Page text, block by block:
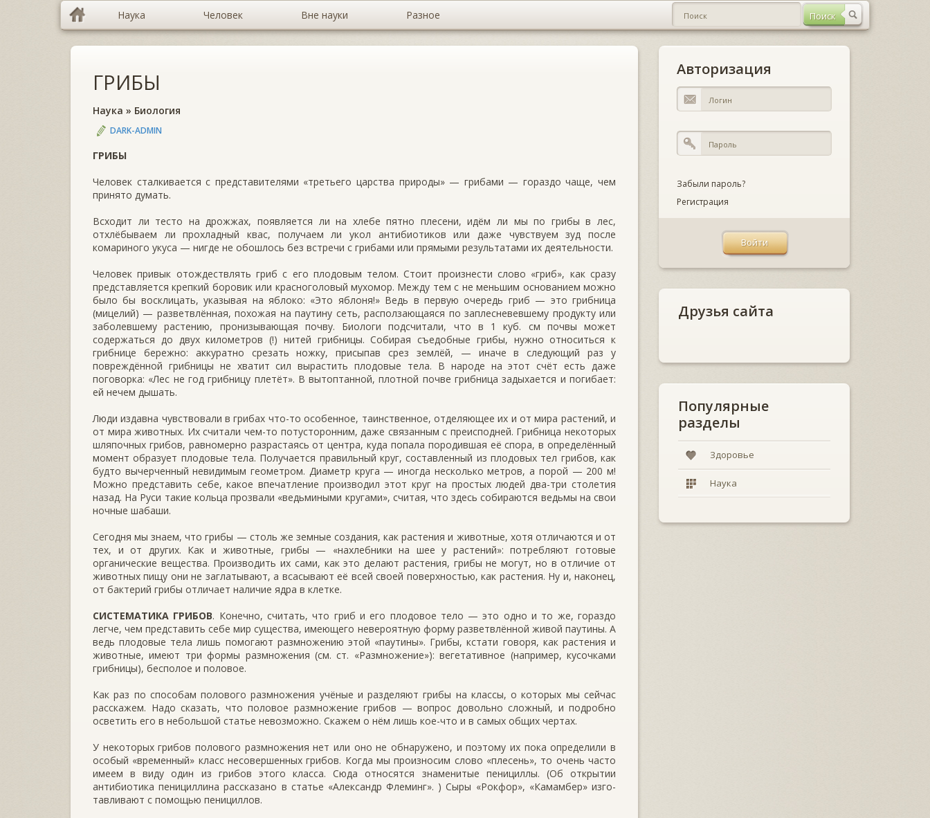
Наука Человек Вне науки Разное
ГРИБЫ
Наука » Биология
DARK-ADMIN
ГРИБЫ
Человек сталкивается с представителями «тре­тьего царства природы» — грибами — го­раздо чаще, чем
принято думать.
Всходит ли тесто на дрожжах, появляется ли на хлебе пятно плесени, идём ли мы по грибы в лес,
отхлёбываем ли прохладный квас, получаем ли укол антибиотиков или даже чувствуем зуд после
комариного укуса — нигде не обошлось без встречи с грибами или прямыми результатами их деятельности.
Человек привык отождествлять гриб с его плодовым телом. Стоит произнести слово «гриб», как сразу
представляется крепкий боровик или красноголовый мухомор. Между тем с не мень­шим основанием можно
было бы восклицать, указывая на яблоко: «Это яблоня!» Ведь в пер­вую очередь гриб — это грибница
(мицелий) — разветвлённая, похожая на паутину сеть, рас­ползающаяся по заплесневевшему продукту или
заболевшему растению, пронизывающая почву. Биологи подсчитали, что в 1 куб. см почвы мо­жет
содержаться до двух километров (!) нитей грибницы. Собирая съедобные грибы, нужно от­носиться к
грибнице бережно: аккуратно срезать ножку, присыпав срез землёй, — иначе в следу­ющий раз у
повреждённой грибницы не хватит сил вырастить плодовые тела. В народе на этот счёт есть даже
поговорка: «Лес не год грибницу плетёт». В вытоптанной, плотной почве грибница задыхается и погибает:
ей нечем дышать.
Люди издавна чувствовали в грибах что-то особенное, таинственное, отделяющее их и от мира растений, и
от мира животных. Их считали чем-то потусторонним, даже связанным с преис­подней. Грибница некоторых
шляпочных гри­бов, равномерно разрастаясь от центра, куда попала породившая её спора, в определённый
момент образует плодовые тела. Получается пра­вильный круг, составленный из плодовых тел грибов, как
будто вычерченный невидимым гео­метром. Диаметр круга — иногда несколько мет­ров, а порой — 200 м!
Можно представить себе, какое впечатление производил этот круг на про­стых людей два-три столетия
назад. На Руси такие кольца прозвали «ведьмиными кругами», считая, что здесь собираются ведьмы на свои
ночные шабаши.
Сегодня мы знаем, что грибы — столь же земные создания, как растения и животные, хотя отличаются и от
тех, и от других. Как и животные, грибы — «нахлебники на шее у рас­тений»: потребляют готовые
органические веще­ства. Производить их сами, как это делают рас­тения, грибы не могут, но в отличие от
живот­ных пищу они не заглатывают, а всасывают её всей своей поверхностью, как растения. Ну и, наконец,
от бактерий грибы отличает наличие ядра в клетке.
СИСТЕМАТИКА ГРИБОВ. Конечно, считать, что гриб и его пло­довое тело — это одно и то же, гораздо
легче, чем представить себе мир существа, имеющего невероятную форму разветвлённой живой паути­ны. А
ведь плодовые тела лишь помогают размножению этой «паути­ны». Грибы, кстати говоря, как растения и
животные, имеют три формы размножения (см. ст. «Размножение»): вегетативное (например, кусочками
грибницы), бесполое и половое.
Как раз по способам полового размножения учёные и разделяют грибы на классы, о которых мы сейчас
расскажем. Надо сказать, что половое размножение грибов — вопрос довольно сложный, и подробно
осветить его в небольшой статье невозможно. Скажем о нём лишь кое-что и в самых общих чертах.
У некоторых грибов полового размножения нет или оно не обнаруже­но, и поэтому их пока определили в
особый «временный» класс несовер­шенных грибов. Когда мы произносим слово «плесень», то очень часто
имеем в виду один из грибов этого класса. Сюда относятся знаменитые пенициллы. (Об открытии
антибиотика пенициллина рассказано в статье «Александр Флеминг». ) Сыры «Рокфор», «Камамбер» изго­
тавливают с помощью пенициллов.
Авторизация
Забыли пароль?
Регистрация
Друзья сайта
Популярные
разделы
Здоровье
Наука